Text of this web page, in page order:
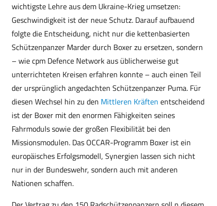
wichtigste Lehre aus dem Ukraine-Krieg umsetzen:
Geschwindigkeit ist der neue Schutz. Darauf aufbauend
folgte die Entscheidung, nicht nur die kettenbasierten
Schützenpanzer Marder durch Boxer zu ersetzen, sondern
– wie cpm Defence Network aus üblicherweise gut
unterrichteten Kreisen erfahren konnte – auch einen Teil
der ursprünglich angedachten Schützenpanzer Puma. Für
diesen Wechsel hin zu den Mittleren Kräften entscheidend
ist der Boxer mit den enormen Fähigkeiten seines
Fahrmoduls sowie der großen Flexibilität bei den
Missionsmodulen. Das OCCAR-Programm Boxer ist ein
europäisches Erfolgsmodell, Synergien lassen sich nicht
nur in der Bundeswehr, sondern auch mit anderen
Nationen schaffen.